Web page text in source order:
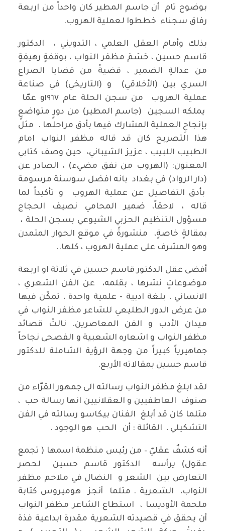
بوضوح تام أن جاسم المطير كان واحداً من اربعة
رفاق سجناء خططوا لعملية الهروب.
بذلك وأمام العقل العلمي ، التدويني ، الدكتور
قاسم حسين ، حَسَمَ مظفر النواب ، بوقفةٍ رهيفةٍ
من عدالةِ الضمير ، قضيةً من قضايا الصراع
السري بين (الأخلاقي) و (التاريخي) في صناعة
عملية الهروب من سجن الحلة عام ١٩٦٧و عمّا
يملكه السجين (جاسم المطير) من دورٍ متواضعٍ
بإنجاحِ العملية المشارك فيها بأدق مراحلها . مثل
هذا التصريح كان قد قاله مظفر النواب امام
الطبيب اللبيب ، عزيز الشيباني، حين وصف كتابي
المعنون: (الهروب من نفق مضيء) ، الصادر عن
(دار الرواد) في بغداد بانه افضل سوسنة مرسومة
بأدق التفاصيل عن عملية الهروب و تأكيداً لما
قاله ، لاحقاً، ضمير المحامي نصيف الحجاج
مسؤول التنظيم الحزبي الشيوعي بسجن الحلة ،
بمقالةٍ خاصةٍ، منشورةً في موقع الحوار المتمدن
وهو المشرف على عملية الهروب ، كلها..
أفضى عقل الدكتور قاسم حسين في ثلاثة او اربعة
موضوعاتٍ نشرها ، بقلمه، عن الفن الشعري ،
الانساني ، بلغة ادبية - علمية واحدة ، تمكّن فيها
من عرض الدور الطليعي للشاعر مظفر النواب في
ميدان الأدب و الفن المعاصرين. نالتْ قصائد
مظفر النواب و اشعاره الشعبية و الفصحى نجاحاً
جماهيرياً كبيراً من وجهة الرؤية الشاملة للدكتور
قاسم حسين بمقالاته الأربع.
لقد ابلغ مظفر النواب رسالته الى جمهور القرّاء من
صنوف العاطفيين و العقلانيين انها رسالة حب ،
مثلما كان قد أبلغ الفنان بيكاسو رسالته في الفن
التشكيلي ، القائلة : أن الحب هو الوجود .
أنه كشفٌ عقليٌ – من رئيس منظمة اسمها ( تجمع
عقول) يرأسه الدكتور قاسم حسين لحصر
التعارض بين الشعر و النضال في ملاحم مظفر
النواب، الشعرية . مثلما أنجز هوميروس كتابة
ملحمة الأوديسا ، استطاع الشاعر مظفر النواب
أن يحقق في قصيدته الشعرية مقدرة ابداعية فذة